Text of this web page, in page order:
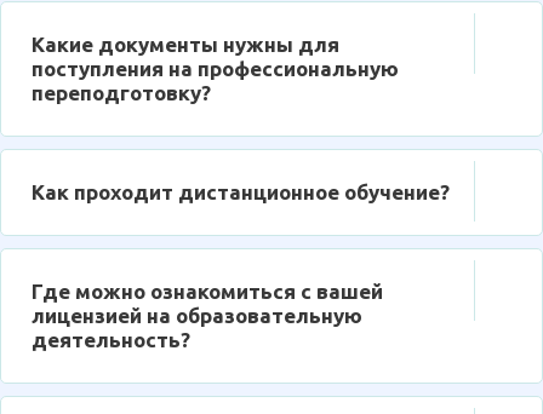
Какие документы нужны для
поступления на профессиональную
переподготовку?
Как проходит дистанционное обучение?
Где можно ознакомиться с вашей
лицензией на образовательную
деятельность?